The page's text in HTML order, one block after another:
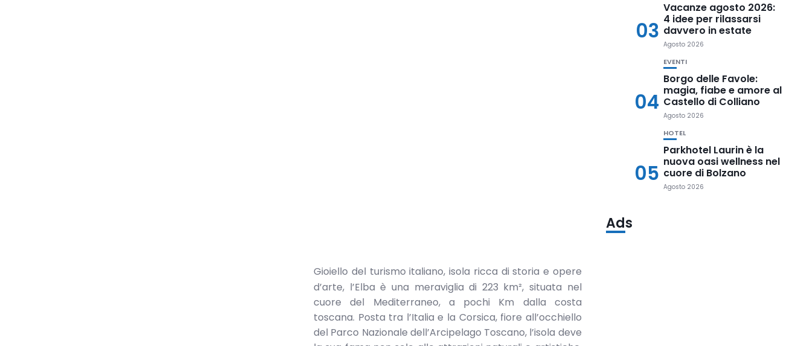
Gioiello del turismo italiano, isola ricca di storia e opere
d’arte, l’Elba è una meraviglia di 223 km², situata nel
cuore del Mediterraneo, a pochi Km dalla costa
toscana. Posta tra l’Italia e la Corsica, fiore all’occhiello
del Parco Nazionale dell’Arcipelago Toscano, l’isola deve
03
Vacanze agosto 2026:
4 idee per rilassarsi
davvero in estate
Agosto 2026
04
EVENTI
Borgo delle Favole:
magia, fiabe e amore al
Castello di Colliano
Agosto 2026
05
HOTEL
Parkhotel Laurin è la
nuova oasi wellness nel
cuore di Bolzano
Agosto 2026
Ads